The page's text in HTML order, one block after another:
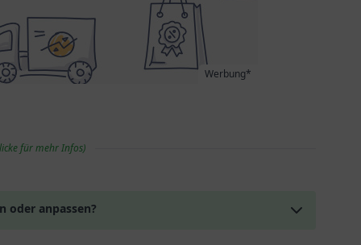
Werbung*
für mehr Infos)
oder anpassen?